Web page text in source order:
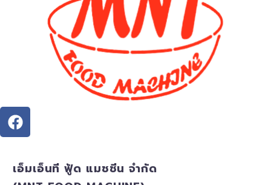
เอ็มเอ็นที ฟู้ด แมชชีน จำกัด